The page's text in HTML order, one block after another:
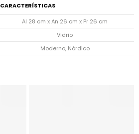
CARACTERÍSTICAS
Al 28 cm x An 26 cm x Pr 26 cm
Vidrio
Moderno, Nórdico